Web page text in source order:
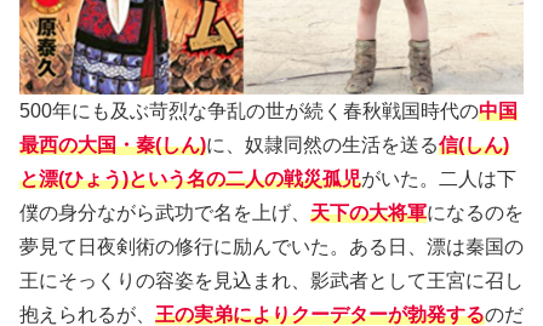
500年にも及ぶ苛烈な争乱の世が続く春秋戦国時代の中国
最西の大国・秦(しん)に、奴隷同然の生活を送る信(しん)
と漂(ひょう)という名の二人の戦災孤児がいた。二人は下
僕の身分ながら武功で名を上げ、 天下の大将軍になるのを
夢見て日夜剣術の修行に励んでいた。ある日、漂は秦国の
王にそっくりの容姿を見込まれ、影武者として王宮に召し
抱えられるが、 王の実弟によりクーデターが勃発するのだ